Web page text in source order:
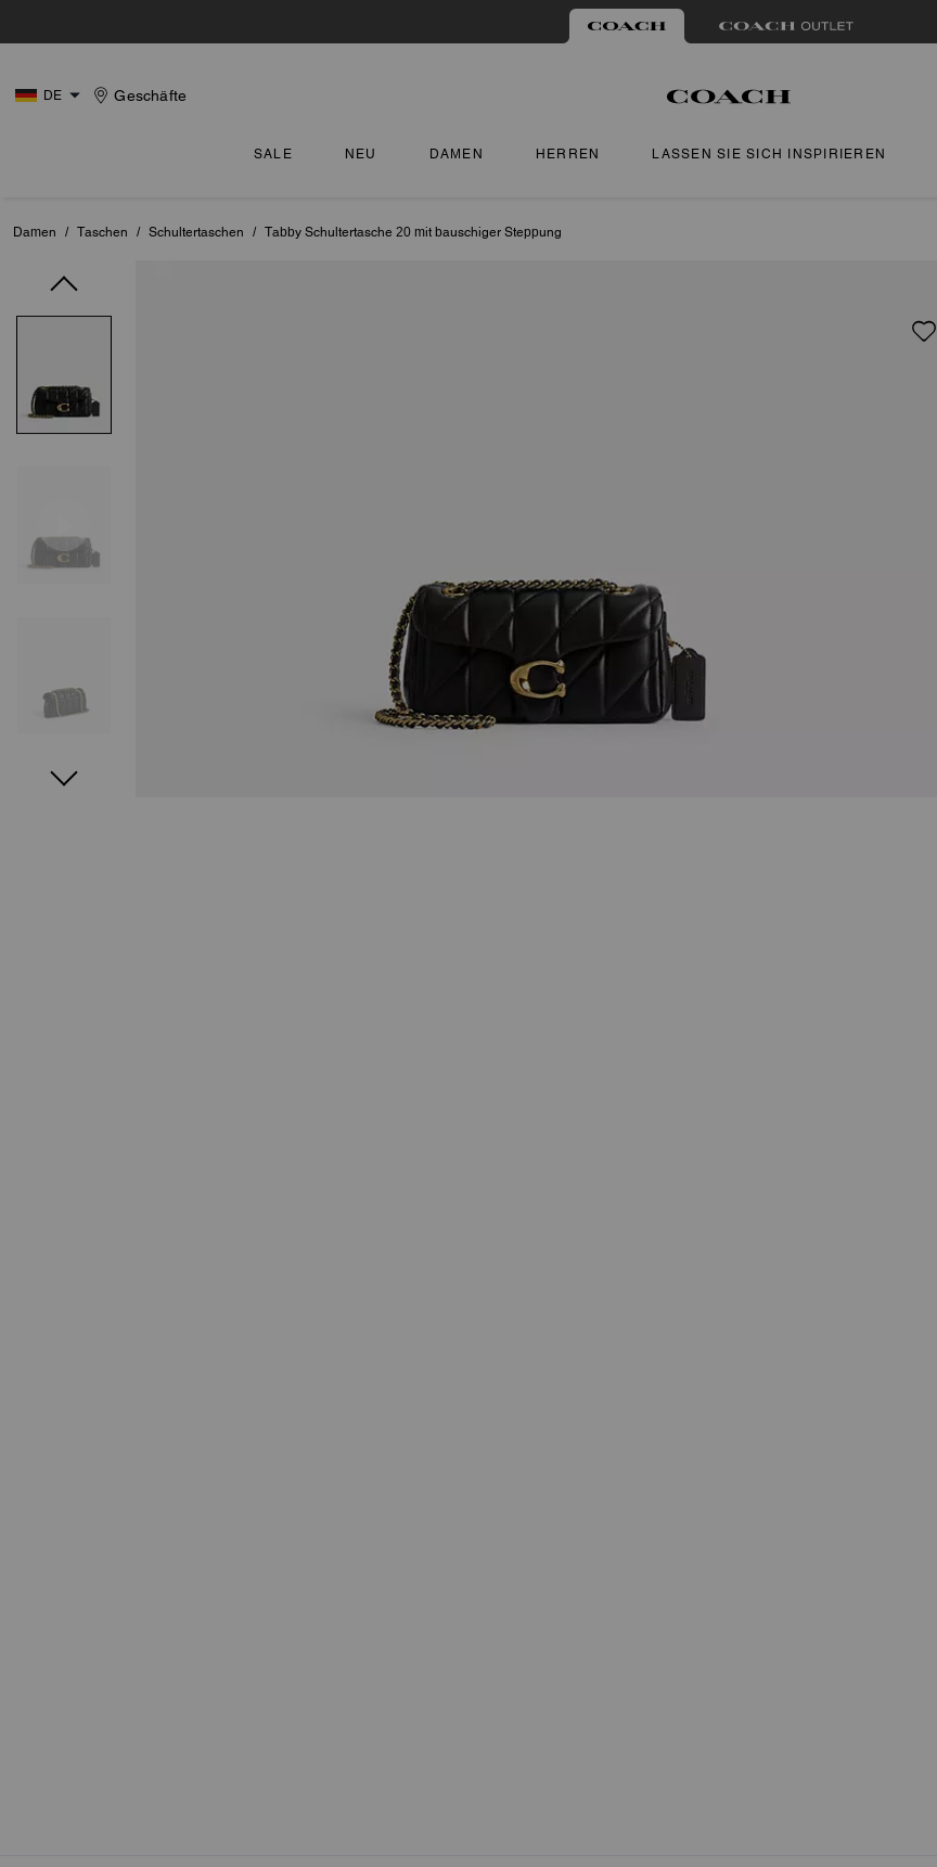
DE Geschäfte
SALE NEU DAMEN HERREN LASSEN SIE SICH INSPIRIEREN
Damen / Taschen / Schultertaschen / Tabby Schultertasche 20 mit bauschiger Steppung